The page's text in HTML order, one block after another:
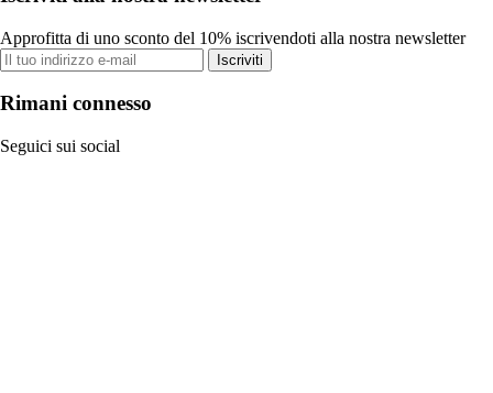
Approfitta di uno sconto del 10% iscrivendoti alla nostra newsletter
Iscriviti
Rimani connesso
Seguici sui social